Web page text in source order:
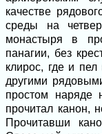
качестве
среды на
монастыря в
панагии, без
клирос, где и
другими
простом наряде
прочитал канон,
Прочитавши